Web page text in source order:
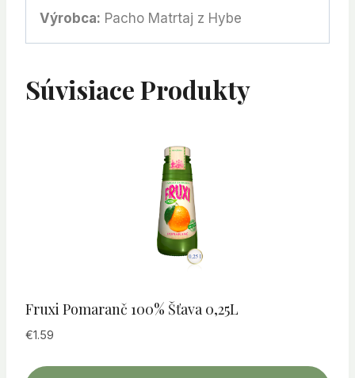
Výrobca: Pacho Matrtaj z Hybe
Súvisiace Produkty
Fruxi Pomaranč 100% Šťava 0,25L
€1.59